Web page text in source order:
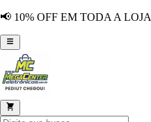
📢 10% OFF EM TODA A LOJA